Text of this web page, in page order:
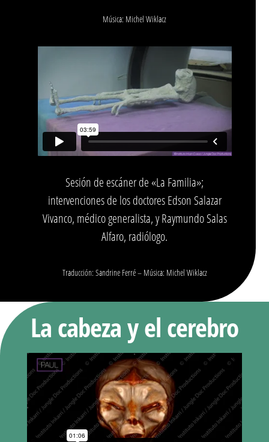
Música: Michel Wiklacz
Sesión de escáner de «La Familia»;
intervenciones de los doctores Edson Salazar
Vivanco, médico generalista, y Raymundo Salas
Alfaro, radiólogo.
Traducción: Sandrine Ferré – Música: Michel Wiklacz
La cabeza y el cerebro